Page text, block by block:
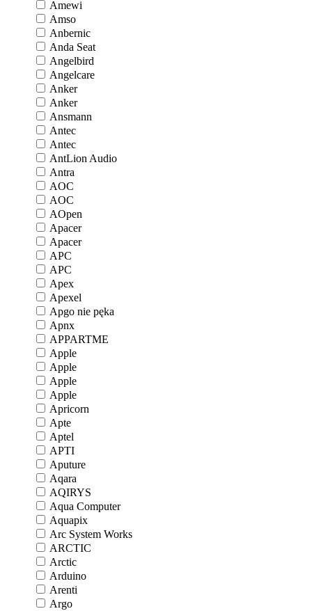
Amewi
Amso
Anbernic
Anda Seat
Angelbird
Angelcare
Anker
Anker
Ansmann
Antec
Antec
AntLion Audio
Antra
AOC
AOC
AOpen
Apacer
Apacer
APC
APC
Apex
Apexel
Apgo nie pęka
Apnx
APPARTME
Apple
Apple
Apple
Apple
Apricorn
Apte
Aptel
APTI
Aputure
Aqara
AQIRYS
Aqua Computer
Aquapix
Arc System Works
ARCTIC
Arctic
Arduino
Arenti
Argo